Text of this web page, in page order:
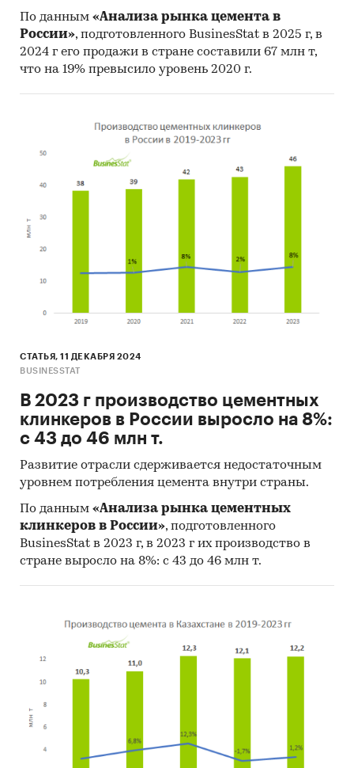
По данным «Анализа рынка цемента в
России», подготовленного BusinesStat в 2025 г, в
2024 г его продажи в стране составили 67 млн т,
что на 19% превысило уровень 2020 г.
СТАТЬЯ, 11 ДЕКАБРЯ 2024
BUSINESSTAT
В 2023 г производство цементных
клинкеров в России выросло на 8%:
с 43 до 46 млн т.
Развитие отрасли сдерживается недостаточным
уровнем потребления цемента внутри страны.
По данным «Анализа рынка цементных
клинкеров в России», подготовленного
BusinesStat в 2023 г, в 2023 г их производство в
стране выросло на 8%: с 43 до 46 млн т.